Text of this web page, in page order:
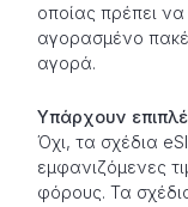
οποίας πρέπει να
αγορασμένο
αγορά.
Υπάρχουν
Όχι, τα σχέδια
εμφανιζόμενες
φόρους. Τα